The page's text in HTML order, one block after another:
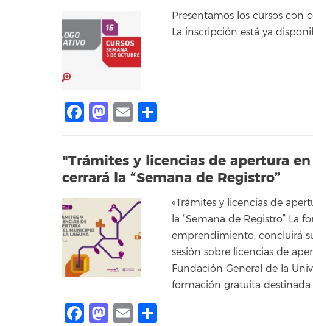
Presentamos los cursos con
La inscripción está ya
Facebook
Mastodon
Email
"Trámites y licencias de apertura
cerrará la “Semana de Registro”
«Trámites y licencias de
la “Semana de Registro” La
emprendimiento, concluirá
sesión sobre licencias de
Fundación General de la
formación gratuita
Facebook
Mastodon
Email